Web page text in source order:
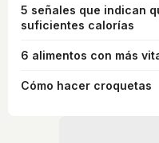
5 señales que indican
suficientes calorías
6 alimentos con más
Cómo hacer croquetas